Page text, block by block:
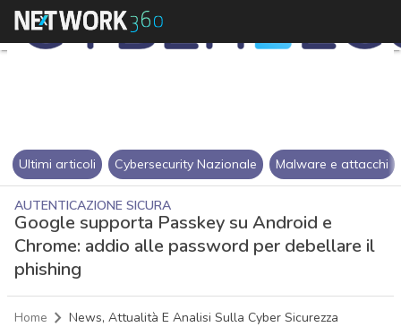
Ultimi articoli Cybersecurity Nazionale Malware e attacchi
AUTENTICAZIONE SICURA
Google supporta Passkey su Android e
Chrome: addio alle password per debellare il
phishing
Home News, Attualità E Analisi Sulla Cyber Sicurezza